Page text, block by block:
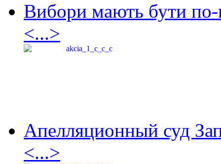
Вибори мають бути по-
<...>
Апелляционный суд
<...>